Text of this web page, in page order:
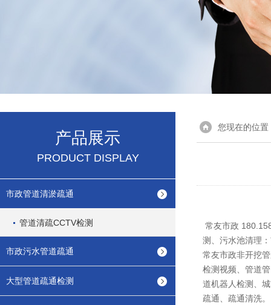
产品展示
PRODUCT DISPLAY
市政管道清淤疏通
管道清疏CCTV检测
市政污水管道疏通
大型管道疏通检测
您现在的位置
常友市政
测、污水池清理
常友市政非开挖
检测视频、管道
道机器人检测、
疏通、疏通清洗。